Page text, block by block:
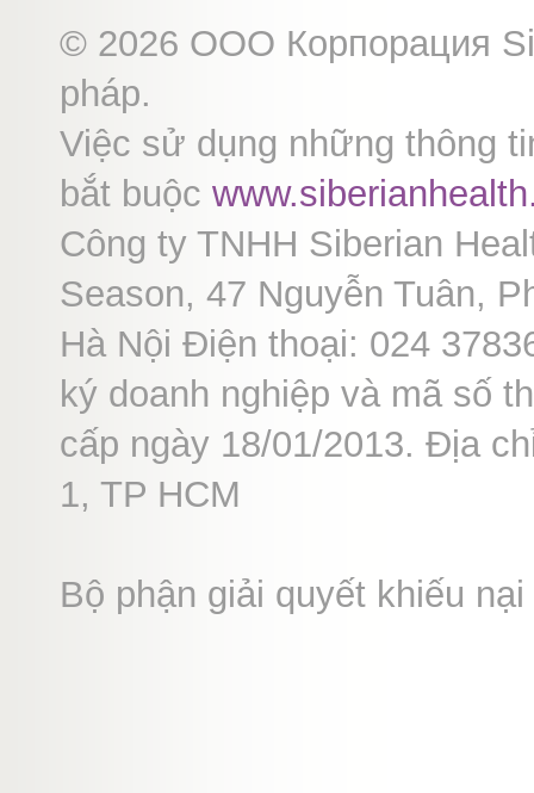
© 2026 ООО Корпорация
pháp.
Việc sử dụng những thông
bắt buộc
Công ty TNHH Siberian
Season, 47 Nguyễn Tuân,
Hà Nội Điện thoại: 024
ký doanh nghiệp và mã số
cấp ngày 18/01/2013. Địa
1, TP HCM
Bộ phận giải quyết khiếu